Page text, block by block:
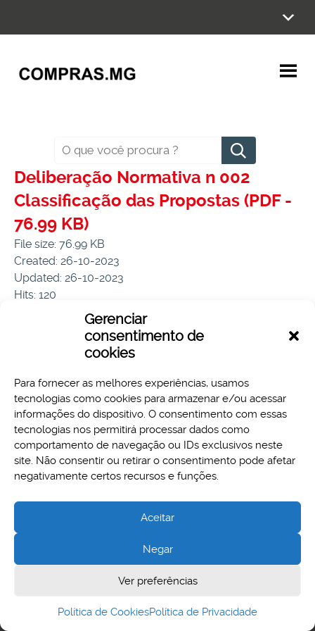
Gerenciar
consentimento de
cookies
Para fornecer as melhores experiências, usamos
tecnologias como cookies para armazenar e/ou acessar
informações do dispositivo. O consentimento com essas
tecnologias nos permitirá processar dados como
comportamento de navegação ou IDs exclusivos neste
site. Não consentir ou retirar o consentimento pode afetar
negativamente certos recursos e funções.
Aceitar
Negar
Ver preferências
Política de CookiesPolítica de Privacidade
Pesquisar
Deliberação Normativa n 002
Classificação das Propostas (PDF -
76.99 KB)
File size: 76.99 KB
Created: 26-10-2023
Updated: 26-10-2023
Hits: 120
Download Preview
Aspectos legais e responsabilidades
Política de Privacidade
Cidade Administrativa - Rodovia Papa João Paulo II, 3777 -
Serra Verde, Belo Horizonte, MG - CEP 31630-903